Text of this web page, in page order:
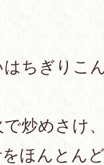
いて
ちぎりこ
炒めさけ
ほんとん